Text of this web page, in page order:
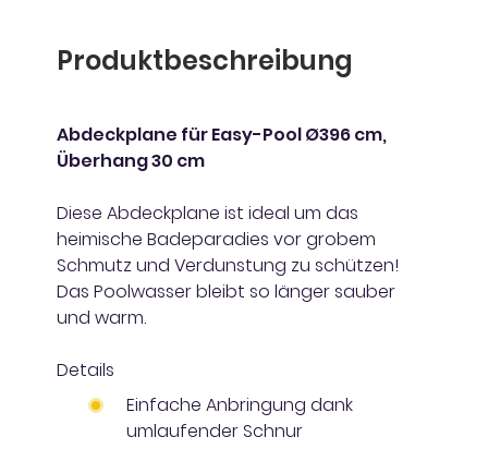
Produktbeschreibung
Abdeckplane für Easy-Pool Ø396 cm,
Überhang 30 cm
Diese Abdeckplane ist ideal um das
heimische Badeparadies vor grobem
Schmutz und Verdunstung zu schützen!
Das Poolwasser bleibt so länger sauber
und warm.
Details
Einfache Anbringung dank
umlaufender Schnur